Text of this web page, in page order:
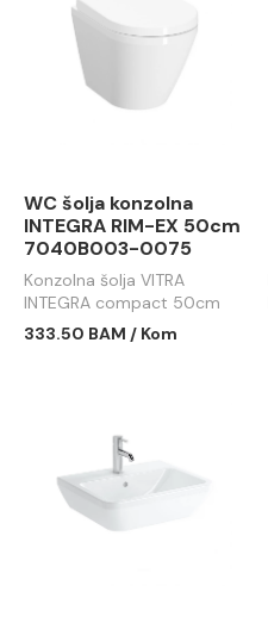
WC šolja konzolna
INTEGRA RIM-EX 50cm
7040B003-0075
Konzolna šolja VITRA
INTEGRA compact 50cm
RIM-EX
333.50 BAM / Kom